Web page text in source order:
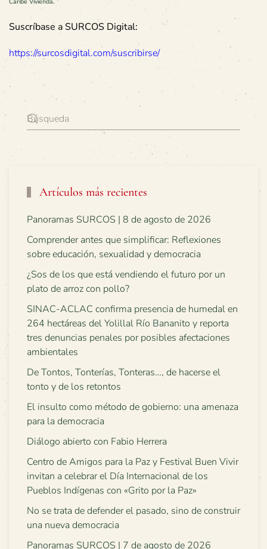
Suscríbase a SURCOS Digital:
https://surcosdigital.com/suscribirse/
Artículos más recientes
Panoramas SURCOS | 8 de agosto de 2026
Comprender antes que simplificar: Reflexiones
sobre educación, sexualidad y democracia
¿Sos de los que está vendiendo el futuro por un
plato de arroz con pollo?
SINAC-ACLAC confirma presencia de humedal en
264 hectáreas del Yolillal Río Bananito y reporta
tres denuncias penales por posibles afectaciones
ambientales
De Tontos, Tonterías, Tonteras…, de hacerse el
tonto y de los retontos
El insulto como método de gobierno: una amenaza
para la democracia
Diálogo abierto con Fabio Herrera
Centro de Amigos para la Paz y Festival Buen Vivir
invitan a celebrar el Día Internacional de los
Pueblos Indígenas con «Grito por la Paz»
No se trata de defender el pasado, sino de construir
una nueva democracia
Panoramas SURCOS | 7 de agosto de 2026